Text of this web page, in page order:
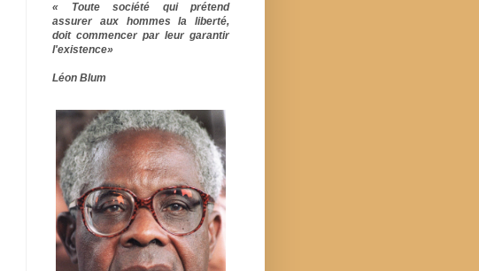
« Toute société qui prétend
assurer aux hommes la liberté,
doit commencer par leur garantir
l'existence»
Léon Blum